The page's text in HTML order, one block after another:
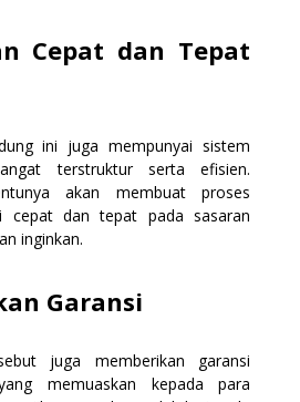
Cepat dan Tepat
ini juga mempunyai sistem
terstruktur serta efisien.
akan membuat proses
cepat dan tepat pada sasaran
inginkan.
Garansi
juga memberikan garansi
memuaskan kepada para